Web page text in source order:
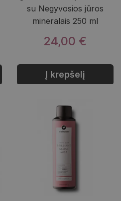
su Negyvosios jūros
mineralais 250 ml
24,00 €
Į krepšelį